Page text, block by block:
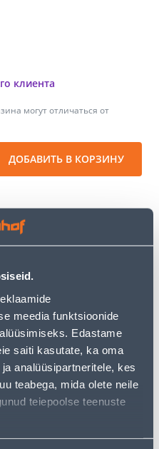
meedia funktsioonide
Edastame
saiti kasutate, ka oma
analüüsipartneritele, kes
teabega, mida olete neile
teiepoolse teenuste
могут отличаться от
клиента
ДОБАВИТЬ В КОРЗИНУ
Платежи
платеж 32.17 €